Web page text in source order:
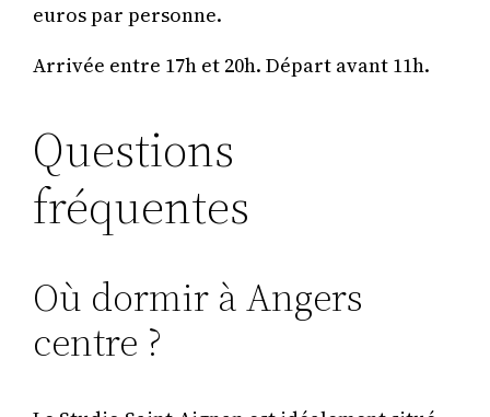
euros par personne.
Arrivée entre 17h et 20h. Départ avant 11h.
Questions
fréquentes
Où dormir à Angers
centre ?